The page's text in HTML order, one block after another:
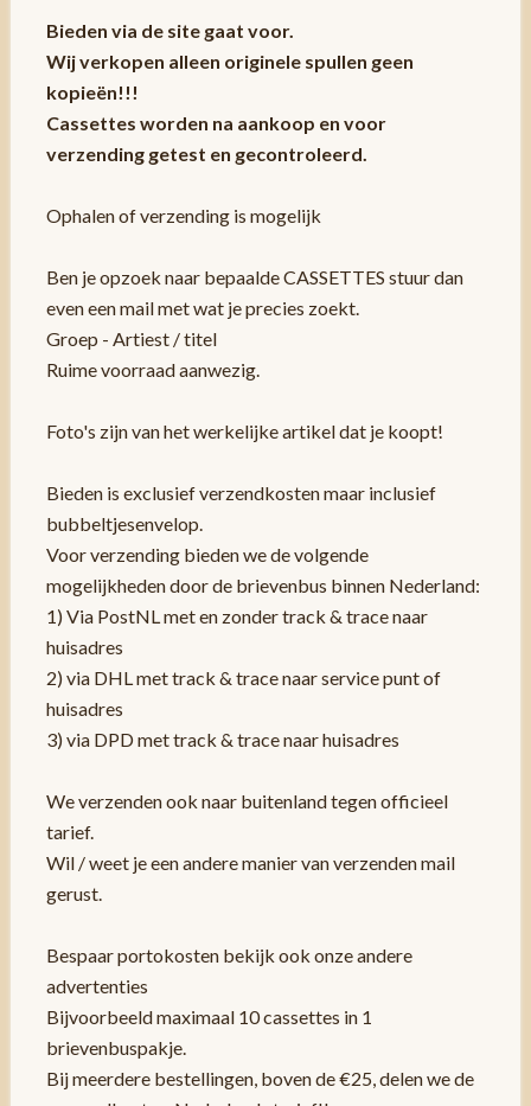
Bieden via de site gaat voor.
Wij verkopen alleen originele spullen geen
kopieën!!!
Cassettes worden na aankoop en voor
verzending getest en gecontroleerd.
Ophalen of verzending is mogelijk
Ben je opzoek naar bepaalde CASSETTES stuur dan
even een mail met wat je precies zoekt.
Groep - Artiest / titel
Ruime voorraad aanwezig.
Foto's zijn van het werkelijke artikel dat je koopt!
Bieden is exclusief verzendkosten maar inclusief
bubbeltjesenvelop.
Voor verzending bieden we de volgende
mogelijkheden door de brievenbus binnen Nederland:
1) Via PostNL met en zonder track & trace naar
huisadres
2) via DHL met track & trace naar service punt of
huisadres
3) via DPD met track & trace naar huisadres
We verzenden ook naar buitenland tegen officieel
tarief.
Wil / weet je een andere manier van verzenden mail
gerust.
Bespaar portokosten bekijk ook onze andere
advertenties
Bijvoorbeeld maximaal 10 cassettes in 1
brievenbuspakje.
Bij meerdere bestellingen, boven de €25, delen we de